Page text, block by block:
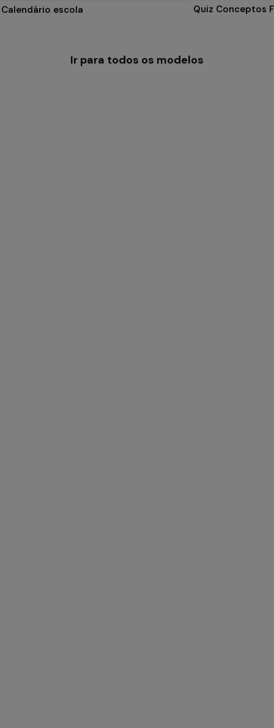
Calendário escola Quiz Conceptos
Ir para todos os modelos